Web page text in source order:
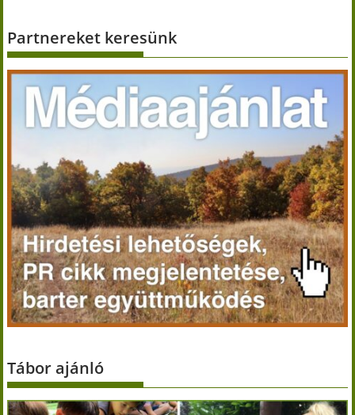
Partnereket keresünk
Tábor ajánló